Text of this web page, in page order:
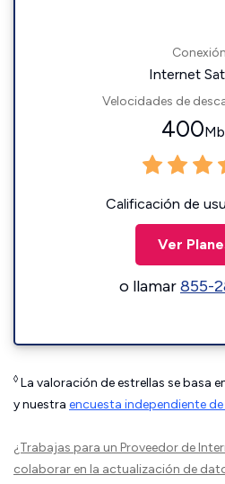
Internet
Velocidades de
400
Calificación de
Ver
o llamar855-
◊ La valoración de estrellas se basa
y nuestra encuesta independiente
¿Trabajas para un Proveedor de
colaborar en la actualización de